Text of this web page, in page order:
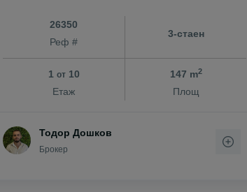
26350
Реф #
3-стаен
1 от10
Етаж
147 m2
Площ
Тодор Дошков
Брокер